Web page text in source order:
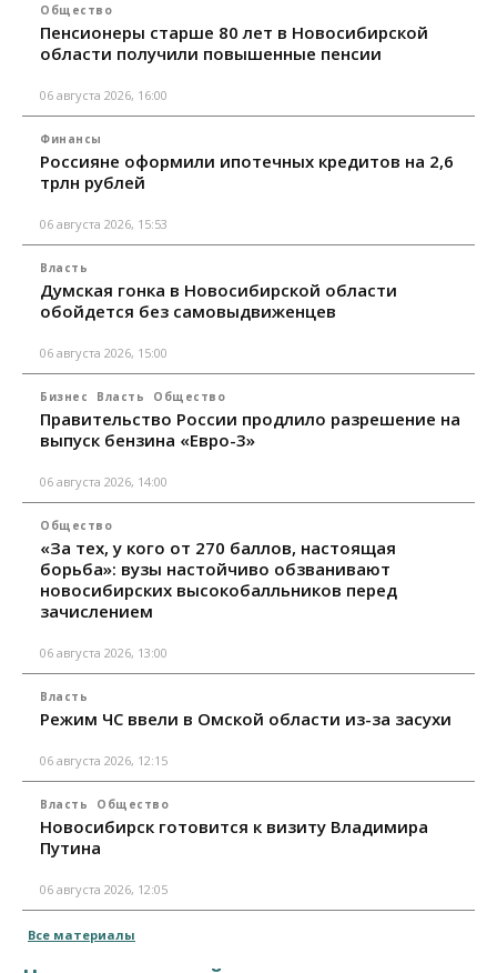
Общество
Пенсионеры старше 80 лет в Новосибирской
области получили повышенные пенсии
06 августа 2026, 16:00
Финансы
Россияне оформили ипотечных кредитов на 2,6
трлн рублей
06 августа 2026, 15:53
Власть
Думская гонка в Новосибирской области
обойдется без самовыдвиженцев
06 августа 2026, 15:00
Бизнес Власть Общество
Правительство России продлило разрешение на
выпуск бензина «Евро-3»
06 августа 2026, 14:00
Общество
«За тех, у кого от 270 баллов, настоящая
борьба»: вузы настойчиво обзванивают
новосибирских высокобалльников перед
зачислением
06 августа 2026, 13:00
Власть
Режим ЧС ввели в Омской области из-за засухи
06 августа 2026, 12:15
Власть Общество
Новосибирск готовится к визиту Владимира
Путина
06 августа 2026, 12:05
Все материалы